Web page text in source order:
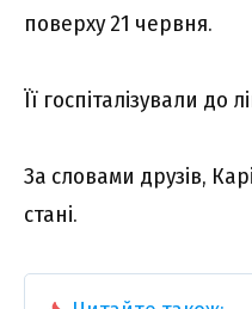
поверху 21 червня.
Її госпіталізували до
За словами друзів,
стані.